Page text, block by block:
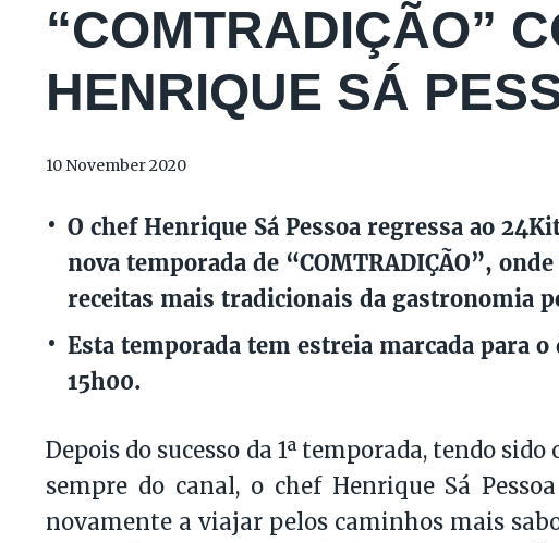
“COMTRADIÇÃO”
HENRIQUE SÁ
10 November 2020
O chef Henrique Sá Pessoa regressa ao
nova temporada de “COMTRADIÇÃO”,
receitas mais tradicionais da gastronomia
Esta temporada tem estreia marcada para o
15h00.
Depois do sucesso da 1ª temporada, tendo
sempre do canal, o chef Henrique Sá
novamente a viajar pelos caminhos mais